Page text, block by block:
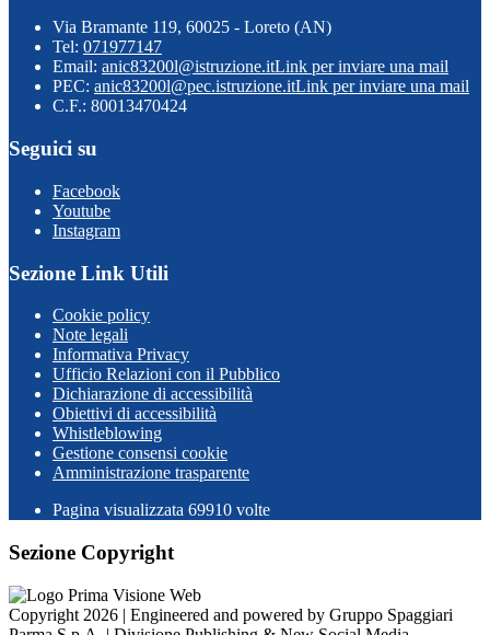
Via Bramante 119, 60025 - Loreto (AN)
Tel: 071977147
Email: anic83200l@istruzione.itLink per inviare una mail
PEC: anic83200l@pec.istruzione.itLink per inviare una mail
C.F.: 80013470424
Seguici su
Facebook
Youtube
Instagram
Sezione Link Utili
Cookie policy
Note legali
Informativa Privacy
Ufficio Relazioni con il Pubblico
Dichiarazione di accessibilità
Obiettivi di accessibilità
Whistleblowing
Gestione consensi cookie
Amministrazione trasparente
Pagina visualizzata 69910 volte
Sezione Copyright
Copyright 2026 | Engineered and powered by Gruppo Spaggiari